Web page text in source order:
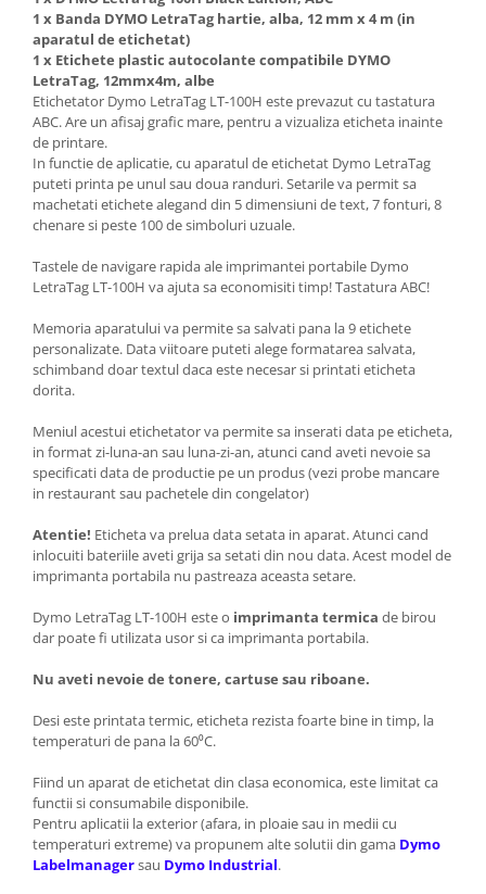
1 x Banda DYMO LetraTag hartie, alba, 12 mm x 4 m (in
aparatul de etichetat)
1 x Etichete plastic autocolante compatibile DYMO
LetraTag, 12mmx4m, albe
Etichetator Dymo LetraTag LT-100H este prevazut cu tastatura
ABC. Are un afisaj grafic mare, pentru a vizualiza eticheta inainte
de printare.
In functie de aplicatie, cu aparatul de etichetat Dymo LetraTag
puteti printa pe unul sau doua randuri. Setarile va permit sa
machetati etichete alegand din 5 dimensiuni de text, 7 fonturi, 8
chenare si peste 100 de simboluri uzuale.
Tastele de navigare rapida ale imprimantei portabile Dymo
LetraTag LT-100H va ajuta sa economisiti timp! Tastatura ABC!
Memoria aparatului va permite sa salvati pana la 9 etichete
personalizate. Data viitoare puteti alege formatarea salvata,
schimband doar textul daca este necesar si printati eticheta
dorita.
Meniul acestui etichetator va permite sa inserati data pe eticheta,
in format zi-luna-an sau luna-zi-an, atunci cand aveti nevoie sa
specificati data de productie pe un produs (vezi probe mancare
in restaurant sau pachetele din congelator)
Atentie! Eticheta va prelua data setata in aparat. Atunci cand
inlocuiti bateriile aveti grija sa setati din nou data. Acest model de
imprimanta portabila nu pastreaza aceasta setare.
Dymo LetraTag LT-100H este o imprimanta termica de birou
dar poate fi utilizata usor si ca imprimanta portabila.
Nu aveti nevoie de tonere, cartuse sau riboane.
Desi este printata termic, eticheta rezista foarte bine in timp, la
temperaturi de pana la 60⁰C.
Fiind un aparat de etichetat din clasa economica, este limitat ca
functii si consumabile disponibile.
Pentru aplicatii la exterior (afara, in ploaie sau in medii cu
temperaturi extreme) va propunem alte solutii din gama Dymo
Labelmanagersau Dymo Industrial.